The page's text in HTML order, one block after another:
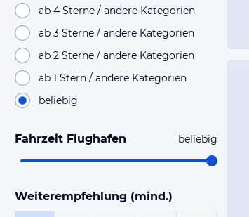
ab 4 Sterne / andere Kategorien
ab 3 Sterne / andere Kategorien
ab 2 Sterne / andere Kategorien
ab 1 Stern / andere Kategorien
beliebig
Fahrzeit Flughafen beliebig
Weiterempfehlung (mind.)